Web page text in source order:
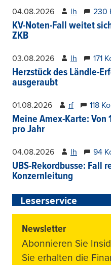
04.08.2026 lh 230
KV-Noten-Fall weitet
ZKB
03.08.2026 lh 171
Herzstück des Ländle-
ausgeraubt
01.08.2026 rf 118
Meine Amex-Karte:
pro Jahr
04.08.2026 lh 94
UBS-Rekordbusse: Fall
Konzernleitung
Leserservice
Newsletter
Abonnieren Sie
Sie erhalten die